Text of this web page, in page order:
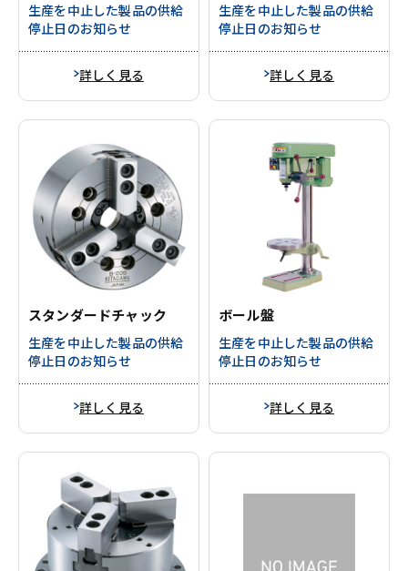
生産を中止した製品の供給
停止日のお知らせ
詳しく見る
生産を中止した製品の供給
停止日のお知らせ
詳しく見る
スタンダードチャック
生産を中止した製品の供給
停止日のお知らせ
詳しく見る
ボール盤
生産を中止した製品の供給
停止日のお知らせ
詳しく見る